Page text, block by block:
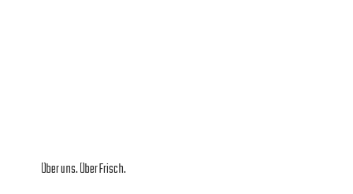
Über uns. Über Frisch.